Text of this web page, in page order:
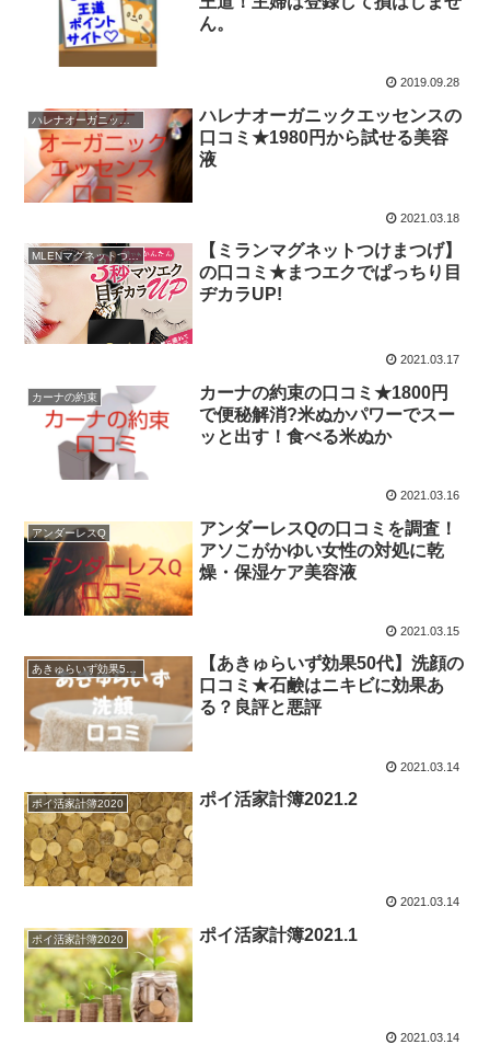
ん。
2019.09.28
ハレナオーガニックエッセンス口コミ
ハレナオーガニックエッセンスの
口コミ★1980円から試せる美容
液
2021.03.18
MLENマグネットつけまつげ
【ミランマグネットつけまつげ】
の口コミ★まつエクでぱっちり目
ヂカラUP!
2021.03.17
カーナの約束
カーナの約束の口コミ★1800円
で便秘解消?米ぬかパワーでスー
ッと出す！食べる米ぬか
2021.03.16
アンダーレスQ
アンダーレスQの口コミを調査！
アソこがかゆい女性の対処に乾
燥・保湿ケア美容液
2021.03.15
あきゅらいず効果50代
【あきゅらいず効果50代】洗顔の
口コミ★石鹸はニキビに効果あ
る？良評と悪評
2021.03.14
ポイ活家計簿2020 ポイ活家計簿2021.2
2021.03.14
ポイ活家計簿2020 ポイ活家計簿2021.1
2021.03.14